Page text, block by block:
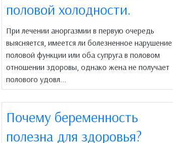
половой холодности.
При лечении аноргазмии в первую очередь
выясняется, имеется ли болезненное нарушение
половой функции или оба супруга в половом
отношении здоровы, однако жена не получает
полового удовл...
Почему беременность
полезна для здоровья?